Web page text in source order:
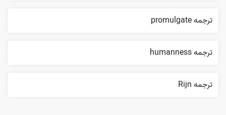
ترجمه promulgate
ترجمه humanness
ترجمه Rijn